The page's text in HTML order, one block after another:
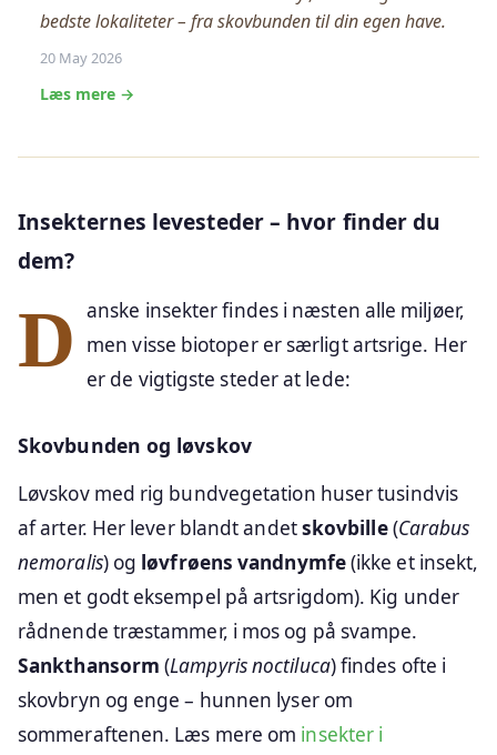
bedste lokaliteter – fra skovbunden til din egen have.
20 May 2026
Læs mere →
Insekternes levesteder – hvor finder du
dem?
Danske insekter findes i næsten alle miljøer,
men visse biotoper er særligt artsrige. Her
er de vigtigste steder at lede:
Skovbunden og løvskov
Løvskov med rig bundvegetation huser tusindvis
af arter. Her lever blandt andetskovbille(Carabus
nemoralis) og løvfrøens vandnymfe(ikke et insekt,
men et godt eksempel på artsrigdom). Kig under
rådnende træstammer, i mos og på svampe.
Sankthansorm (Lampyris noctiluca) findes ofte i
skovbryn og enge – hunnen lyser om
sommeraftenen. Læs mere om insekter i